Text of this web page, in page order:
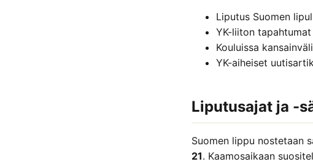
Liputus Suomen
YK-liiton
Kouluissa
YK-aiheiset
Liputusajat ja -
Suomen lippu nostetaan
21. Kaamosaikaan